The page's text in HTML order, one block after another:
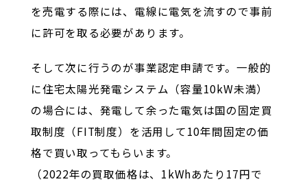
を売電する際には、電線に電気を流すので事前
に許可を取る必要があります。
そして次に行うのが事業認定申請です。一般的
に住宅太陽光発電システム（容量10kW未満）
の場合には、発電して余った電気は国の固定買
取制度（FIT制度）を活用して10年間固定の価
格で買い取ってもらいます。
（2022年の買取価格は、1kWhあたり17円で